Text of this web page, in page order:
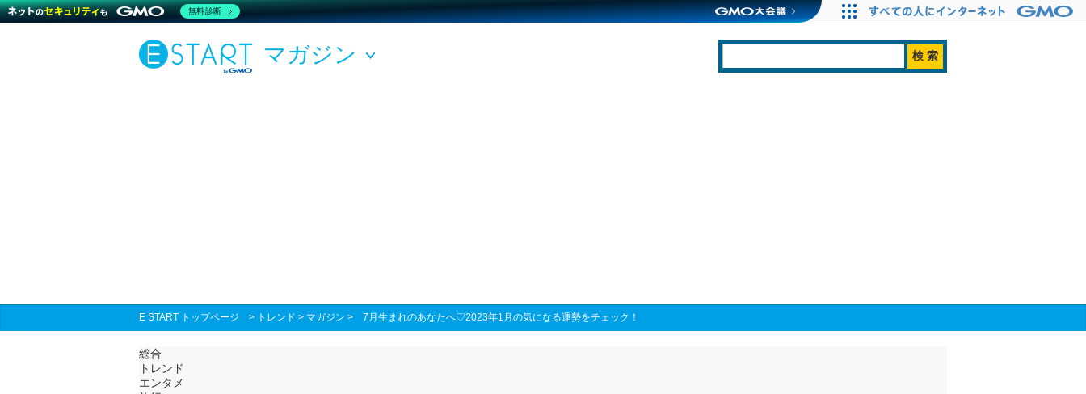
マガジン
E START トップページ > トレンド > マガジン > 7月生まれのあなたへ♡2023年1月の気になる運勢をチェック！
総合
トレンド
エンタメ
無料診断